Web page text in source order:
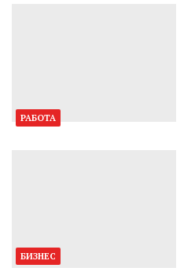
РАБОТА
БИЗНЕС